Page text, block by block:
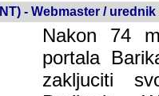
- Webmaster / urednik
Nakon 74
portala
zakljuciti